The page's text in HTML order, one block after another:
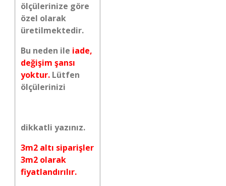
ölçülerinize göre
özel olarak
üretilmektedir.
Bu neden ile iade,
değişim şansı
yoktur. Lütfen
ölçülerinizi
dikkatli yazınız.
3m2 altı siparişler
3m2 olarak
fiyatlandırılır.